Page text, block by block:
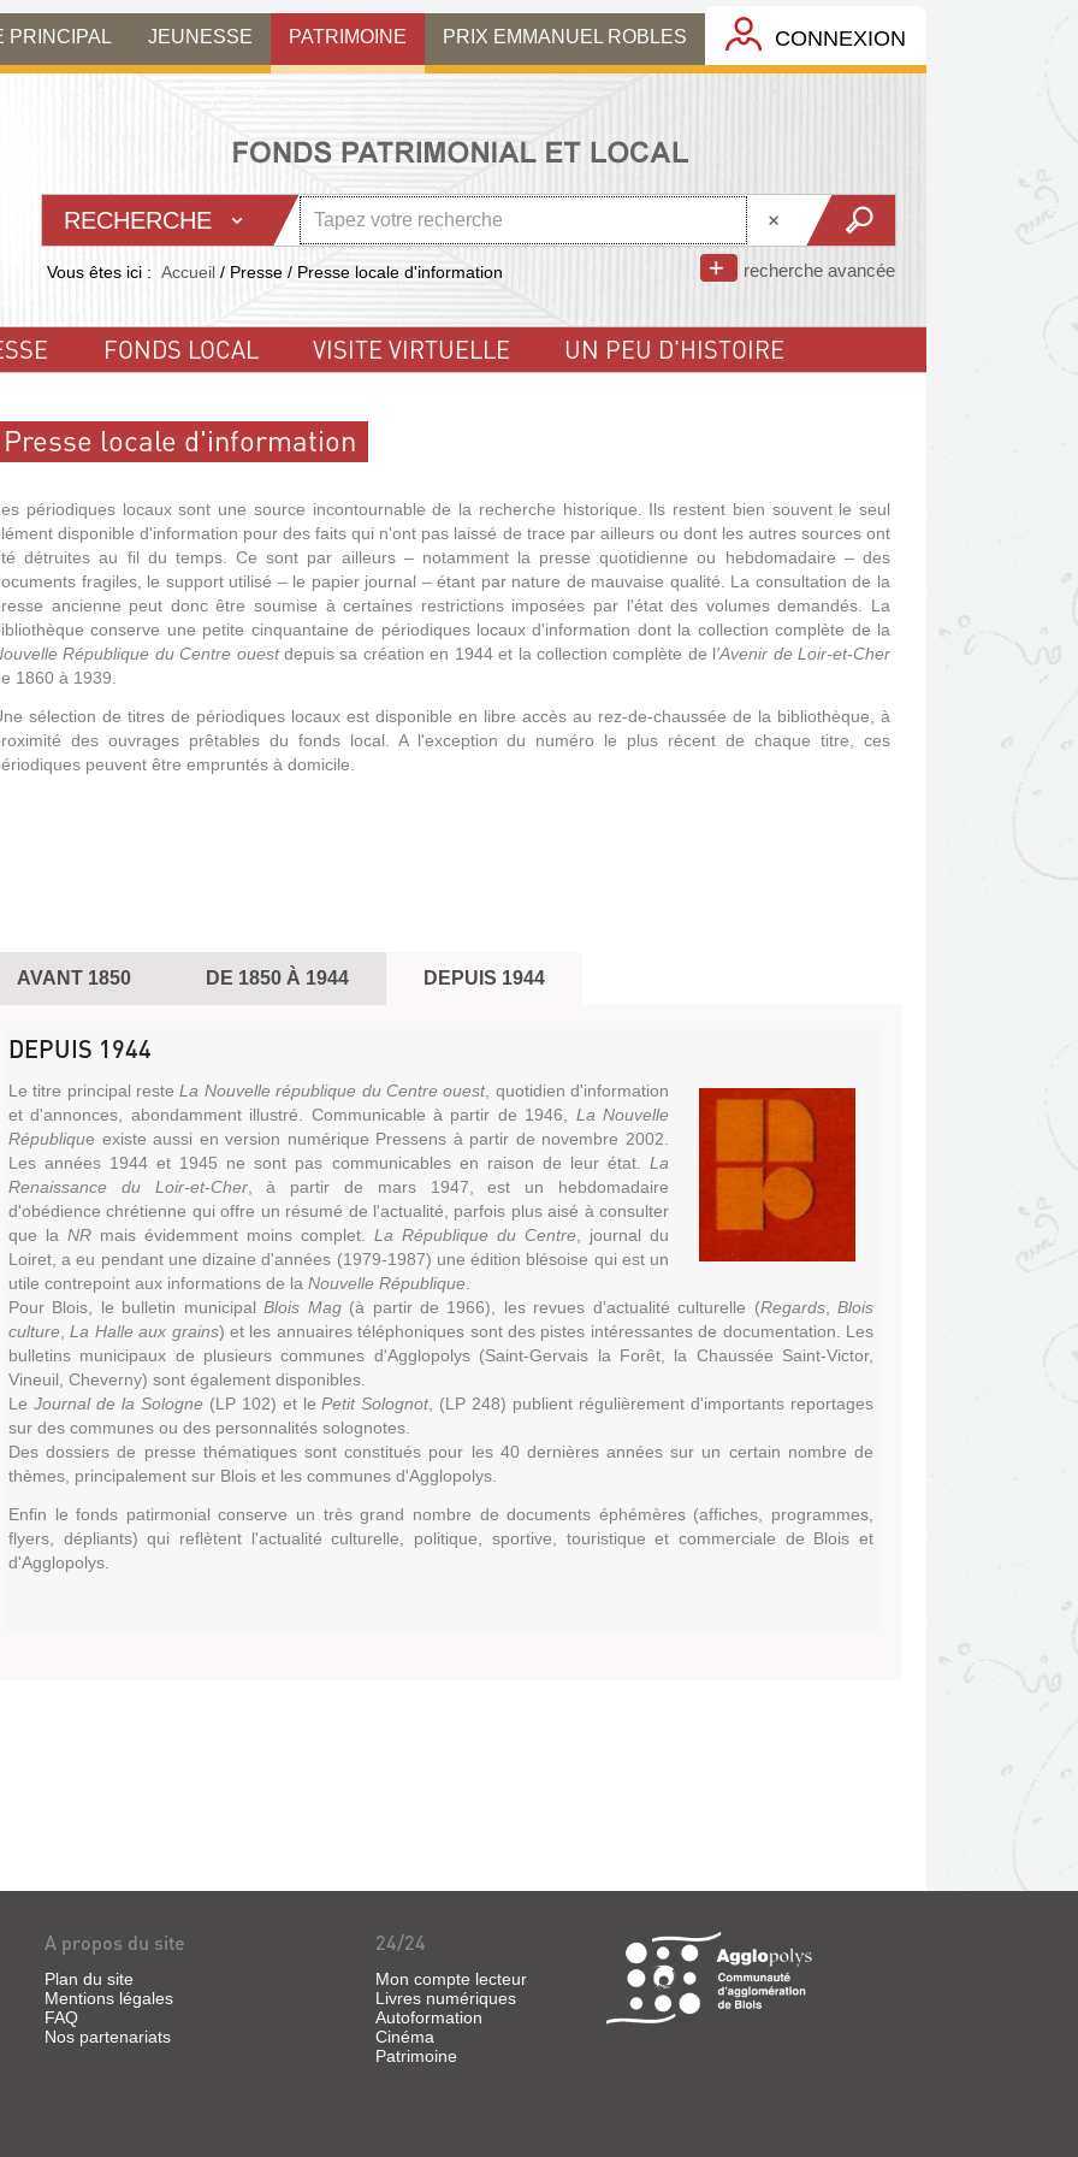
PRINCIPAL JEUNESSE PATRIMOINE PRIX EMMANUEL ROBLES CONNEXION
RECHERCHE
recherche avancée
Vous êtes ici : Accueil / Presse / Presse locale d'information
FONDS LOCAL VISITE VIRTUELLE UN PEU D'HISTOIRE
Presse locale d'information
périodiques locaux sont une source incontournable de la recherche historique. Ils restent bien souvent le seul
disponible d'information pour des faits qui n'ont pas laissé de trace par ailleurs ou dont les autres sources ont
détruites au fil du temps. Ce sont par ailleurs – notamment la presse quotidienne ou hebdomadaire – des
fragiles, le support utilisé – le papier journal – étant par nature de mauvaise qualité. La consultation de la
ancienne peut donc être soumise à certaines restrictions imposées par l'état des volumes demandés. La
conserve une petite cinquantaine de périodiques locaux d'information dont la collection complète de la
République du Centre ouestdepuis sa création en 1944 et la collection complète de l'Avenir de Loir-et-Cher
1860 à 1939.
sélection de titres de périodiques locaux est disponible en libre accès au rez-de-chaussée de la bibliothèque, à
des ouvrages prêtables du fonds local. A l'exception du numéro le plus récent de chaque titre, ces
peuvent être empruntés à domicile.
AVANT 1850 DE 1850 À 1944 DEPUIS 1944
DEPUIS 1944
Le titre principal resteLa Nouvelle république du Centre ouest, quotidien d'information
et d'annonces, abondamment illustré. Communicable à partir de 1946, La Nouvelle
République existe aussi en version numérique Pressens à partir de novembre 2002.
Les années 1944 et 1945 ne sont pas communicables en raison de leur état.
La
Renaissance du Loir-et-Cher, à partir de mars 1947, est un hebdomadaire
d'obédience chrétienne qui offre un résumé de l'actualité, parfois plus aisé à consulter
que la NR mais évidemment moins complet. La République du Centre , journal du
Loiret, a eu pendant une dizaine d'années (1979-1987) une édition blésoise qui est un
utile contrepoint aux informations de la Nouvelle République
Pour Blois, le bulletin municipalBlois Mag(à partir de 1966), les revues d'actualité culturelle (Regards, Blois
culture ,La Halle aux grains) et les annuaires téléphoniques sont des pistes intéressantes de documentation. Les
bulletins municipaux de plusieurs communes d'Agglopolys (Saint-Gervais la Forêt, la Chaussée Saint-Victor,
Vineuil, Cheverny) sont également disponibles.
Le Journal de la Sologne(LP 102) et le Petit Solognot, (LP 248) publient régulièrement d'importants reportages
sur des communes ou des personnalités solognotes.
Des dossiers de presse thématiques sont constitués pour les 40 dernières années sur un certain nombre de
thèmes, principalement sur Blois et les communes d'Agglopolys.
Enfin le fonds patirmonial conserve un très grand nombre de documents éphémères (affiches, programmes,
flyers, dépliants) qui reflètent l'actualité culturelle, politique, sportive, touristique et commerciale de Blois et
d'Agglopolys.
A propos du site
Plan du site
Mentions légales
FAQ
Nos partenariats
24/24
Mon compte lecteur
Livres numériques
Autoformation
Cinéma
Patrimoine